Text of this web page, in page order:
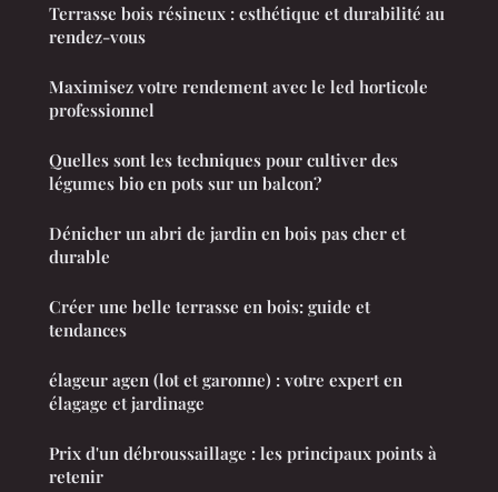
Terrasse bois résineux : esthétique et durabilité au
rendez-vous
Maximisez votre rendement avec le led horticole
professionnel
Quelles sont les techniques pour cultiver des
légumes bio en pots sur un balcon?
Dénicher un abri de jardin en bois pas cher et
durable
Créer une belle terrasse en bois: guide et
tendances
élageur agen (lot et garonne) : votre expert en
élagage et jardinage
Prix d'un débroussaillage : les principaux points à
retenir